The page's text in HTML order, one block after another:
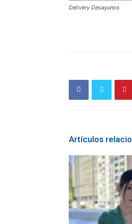
Delivery Desayunos
Artículos